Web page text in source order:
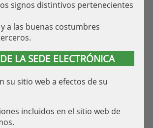
signos distintivos pertenecientes
a las buenas costumbres
LA SEDE ELECTRÓNICA
su sitio web a efectos de su
incluidos en el sitio web de